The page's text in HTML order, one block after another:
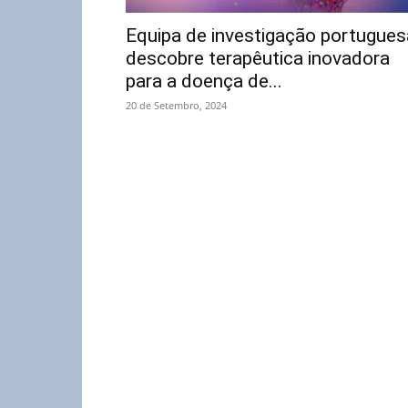
Equipa de investigação
descobre terapêutica inovadora
para a doença de...
20 de Setembro, 2024